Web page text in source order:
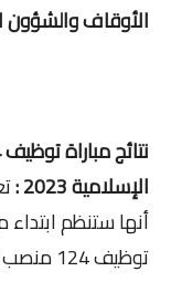
الأوقاف والشؤون
الإسلامية 2023 :
توظيف 124 منصب برسم سنة 2023.